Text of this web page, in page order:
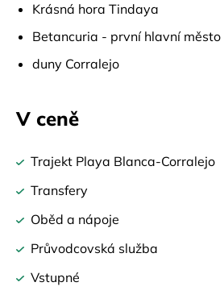
Krásná hora Tindaya
Betancuria - první hlavní
duny Corralejo
V ceně
Trajekt Playa Blanca-Corralejo
Transfery
Oběd a nápoje
Průvodcovská služba
Vstupné